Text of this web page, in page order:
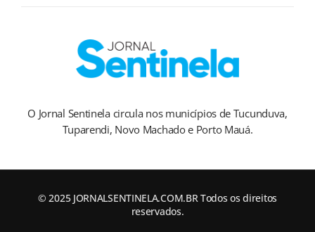
O Jornal Sentinela circula nos municípios de Tucunduva,
Tuparendi, Novo Machado e Porto Mauá.
© 2025 JORNALSENTINELA.COM.BR Todos os direitos
reservados.